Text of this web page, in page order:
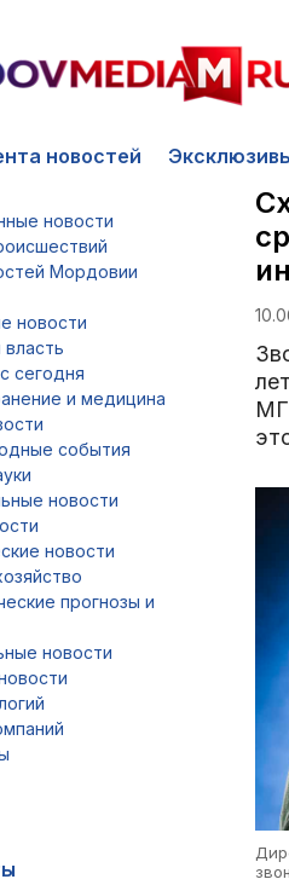
новостей
новости
Мордовии
новости
власть
сегодня
и медицина
события
новости
новости
прогнозы и
новости